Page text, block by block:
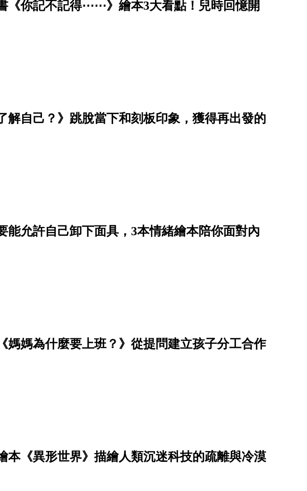
《你記不記得⋯⋯》繪本3大看點！兒時回憶開
解自己？》跳脫當下和刻板印象，獲得再出發的
能允許自己卸下面具，3本情緒繪本陪你面對內
媽媽為什麼要上班？》從提問建立孩子分工合作
本《異形世界》描繪人類沉迷科技的疏離與冷漠